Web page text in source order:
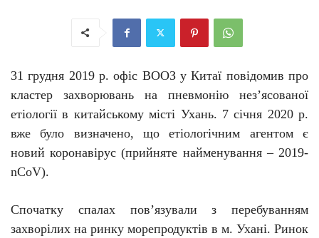
31 грудня 2019 р. офіс ВООЗ у Китаї повідомив про
кластер захворювань на пневмонію нез’ясованої
етіології в китайському місті Ухань. 7 січня 2020 р.
вже було визначено, що етіологічним агентом є
новий коронавірус (прийняте найменування – 2019-
nCoV).
Спочатку спалах пов’язували з перебуванням
захворілих на ринку морепродуктів в м. Ухані. Ринок